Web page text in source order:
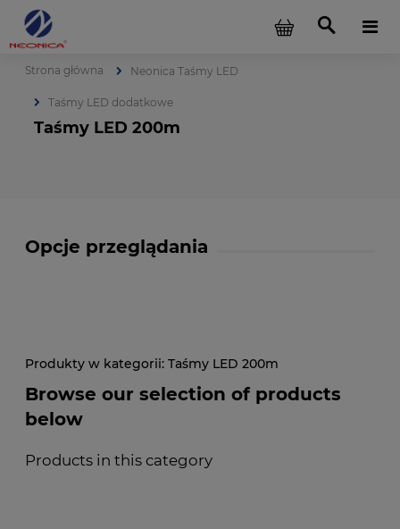
Strona główna Neonica Taśmy LED
Taśmy LED dodatkowe
Taśmy LED 200m
Opcje przeglądania
Taśmy LED 200m
Browse our selection of products
below
Products in this category